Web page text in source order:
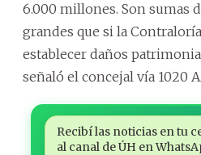
6.000 millones. Son sumas
grandes que si la
establecer daños
señaló el concejal vía 1020
Recibí las noticias en tu
al canal de ÚH en